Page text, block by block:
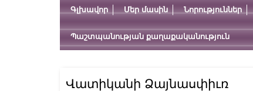
Գլխավոր Մեր մասին Նորություններ
Պաշտպանության քաղաքականություն
Վատիկանի Ձայնասփիւռ